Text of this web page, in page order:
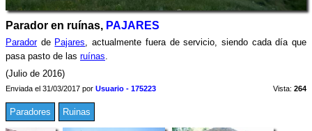
Parador en ruínas, PAJARES
Paradorde Pajares, actualmente fuera de servicio, siendo cada día que
pasa pasto de las ruínas.
(Julio de 2016)
Enviada el 31/03/2017 por Usuario - 175223 Vista: 264
Paradores Ruinas